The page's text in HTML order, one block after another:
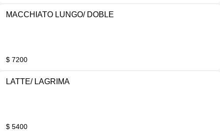
MACCHIATO LUNGO/ DOBLE
$ 7200
LATTE/ LAGRIMA
$ 5400